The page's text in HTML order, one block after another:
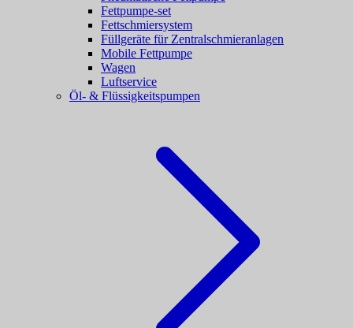
Fettpumpe-set
Fettschmiersystem
Füllgeräte für Zentralschmieranlagen
Mobile Fettpumpe
Wagen
Luftservice
Öl- & Flüssigkeitspumpen